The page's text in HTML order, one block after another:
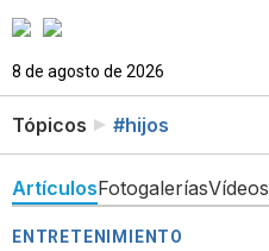
8 de agosto de 2026
Tópicos #hijos
ArtículosFotogaleríasVídeos
ENTRETENIMIENTO